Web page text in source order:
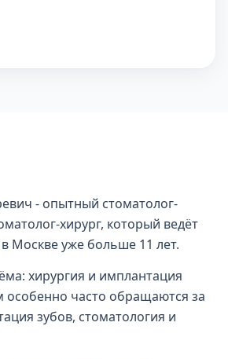
- опытный стоматолог-
хирург, который ведёт
Москве уже больше 11 лет.
хирургия и имплантация
особенно часто обращаются за
зубов, стоматология и